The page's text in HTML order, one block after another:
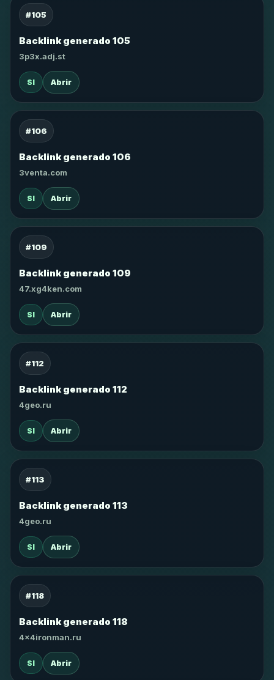
#105
Backlink generado 105
3p3x.adj.st
SI Abrir
#106
Backlink generado 106
3venta.com
SI Abrir
#109
Backlink generado 109
47.xg4ken.com
SI Abrir
#112
Backlink generado 112
4geo.ru
SI Abrir
#113
Backlink generado 113
4geo.ru
SI Abrir
#118
Backlink generado 118
4x4ironman.ru
SI Abrir